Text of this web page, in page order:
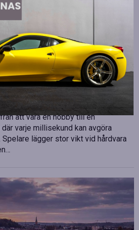
ledningsgrupp genom att anställa
Båda började sina nya tjänster den 1
internetanslutning för e-
att vara en hobby till en
varje millisekund kan avgöra
Spelare lägger stor vikt vid hårdvara